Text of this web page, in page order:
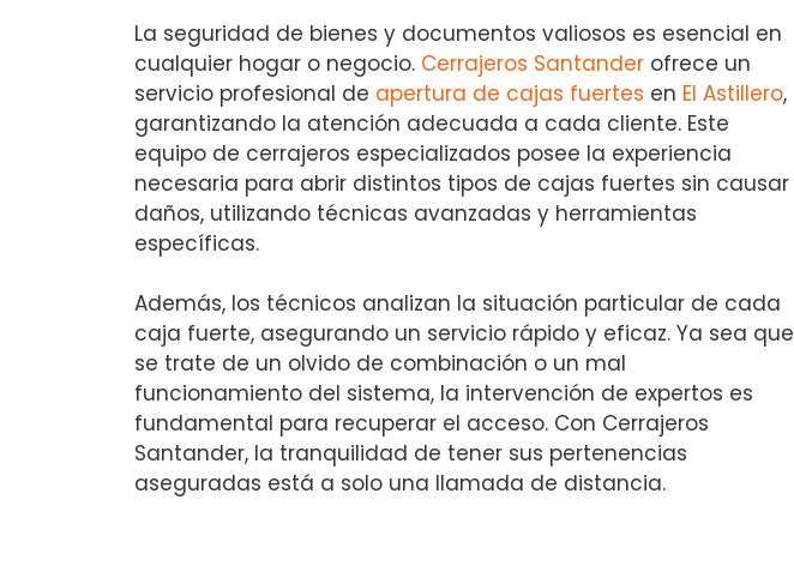
La seguridad de bienes y documentos valiosos es esencial en
cualquier hogar o negocio. Cerrajeros Santander ofrece un
servicio profesional de apertura de cajas fuertes en El Astillero,
garantizando la atención adecuada a cada cliente. Este
equipo de cerrajeros especializados posee la experiencia
necesaria para abrir distintos tipos de cajas fuertes sin causar
daños, utilizando técnicas avanzadas y herramientas
específicas.
Además, los técnicos analizan la situación particular de cada
caja fuerte, asegurando un servicio rápido y eficaz. Ya sea que
se trate de un olvido de combinación o un mal
funcionamiento del sistema, la intervención de expertos es
fundamental para recuperar el acceso. Con Cerrajeros
Santander, la tranquilidad de tener sus pertenencias
aseguradas está a solo una llamada de distancia.